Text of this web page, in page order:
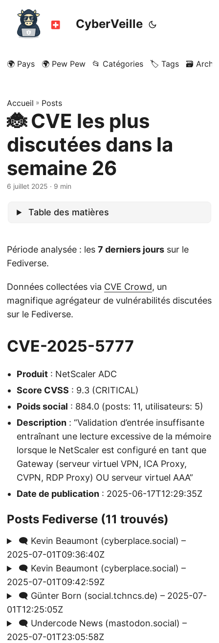
CyberVeille
🌍 Pays 🌍 Pew Pew 📂 Catégories 🏷️ Tags 🗃️
Accueil » Posts
🐞 CVE les plus
discutées dans la
semaine 26
6 juillet 2025 · 9 min
Table des matières
Période analysée : les 7 derniers jours sur le
Fediverse.
Données collectées via CVE Crowd, un
magnifique agrégateur de vulnérabilités discutées
sur le Fediverse.
CVE-2025-5777
Produit : NetScaler ADC
Score CVSS : 9.3 (CRITICAL)
Poids social : 884.0 (posts: 11, utilisateurs: 5)
Description : “Validation d’entrée insuffisante
entraînant une lecture excessive de la mémoire
lorsque le NetScaler est configuré en tant que
Gateway (serveur virtuel VPN, ICA Proxy,
CVPN, RDP Proxy) OU serveur virtuel AAA”
Date de publication : 2025-06-17T12:29:35Z
Posts Fediverse (11 trouvés)
🗨️ Kevin Beaumont (cyberplace.social) –
2025-07-01T09:36:40Z
🗨️ Kevin Beaumont (cyberplace.social) –
2025-07-01T09:42:59Z
🗨️ Günter Born (social.tchncs.de) – 2025-07-
01T12:25:05Z
🗨️ Undercode News (mastodon.social) –
2025-07-01T23:05:58Z